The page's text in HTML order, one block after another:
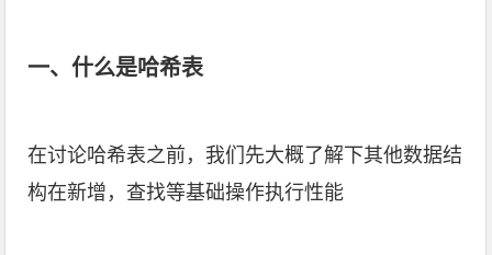
一、什么是哈希表
在讨论哈希表之前，我们先大概了解下其他数据结
构在新增，查找等基础操作执行性能